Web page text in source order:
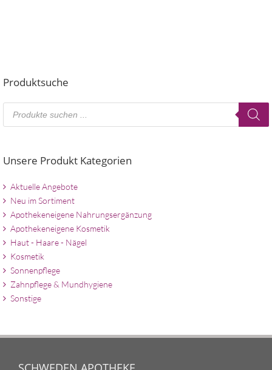
Produktsuche
Products
search
Unsere Produkt Kategorien
Aktuelle Angebote
Neu im Sortiment
Apothekeneigene Nahrungsergänzung
Apothekeneigene Kosmetik
Haut - Haare - Nägel
Kosmetik
Sonnenpflege
Zahnpflege & Mundhygiene
Sonstige